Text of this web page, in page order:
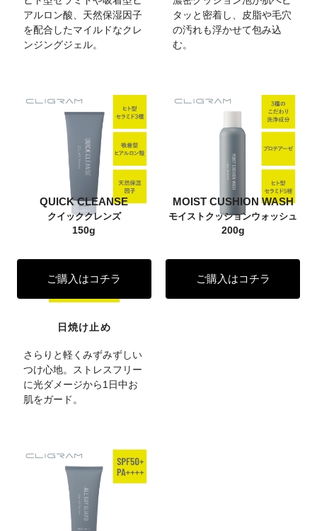
アルロン酸、天然保湿因子
を配合したマイルドなクレ
ンジングジェル。
QUICK CLEANSE
クイッククレンズ
150g
ご購入はコチラ
タッと密着し、皮脂や毛穴
の汚れも浮かせて包み込
む。
MOIST CUSHION WASH
モイストクッションウォッシュ
200g
ご購入はコチラ
日焼け止め
さらりと軽くみずみずしい
つけ心地。ストレスフリー
に光ダメージから1日中お
肌をガード。